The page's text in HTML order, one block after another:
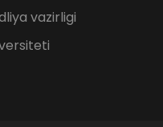
vazirligi